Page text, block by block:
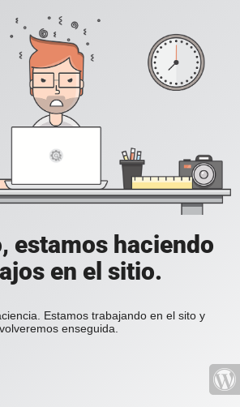
estamos haciendo
en el sitio.
Estamos trabajando en el sito y
volveremos enseguida.